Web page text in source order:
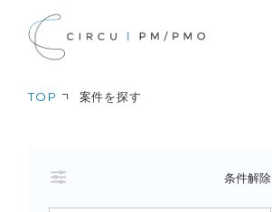
TOP 案件を探す
条件解除